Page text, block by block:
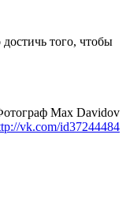
того, чтобы
Max Davidov
vk.com/id37244484